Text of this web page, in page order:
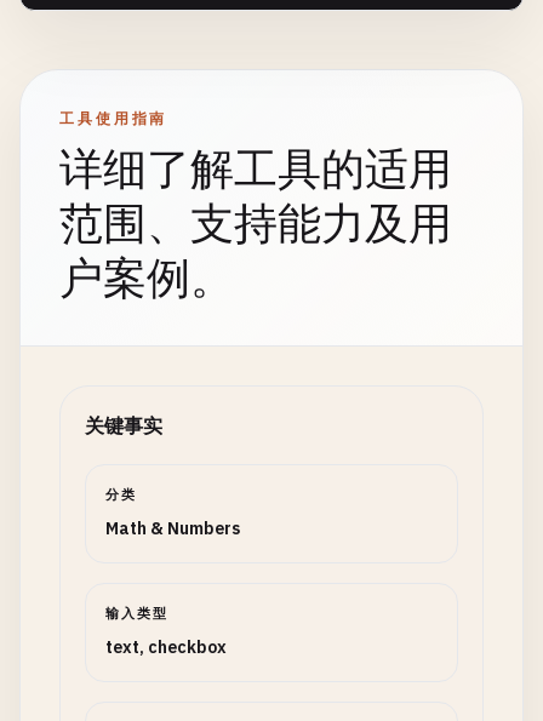
工具使用指南
详细了解工具的适用
范围、支持能力及用
户案例。
关键事实
分类
Math & Numbers
输入类型
text, checkbox